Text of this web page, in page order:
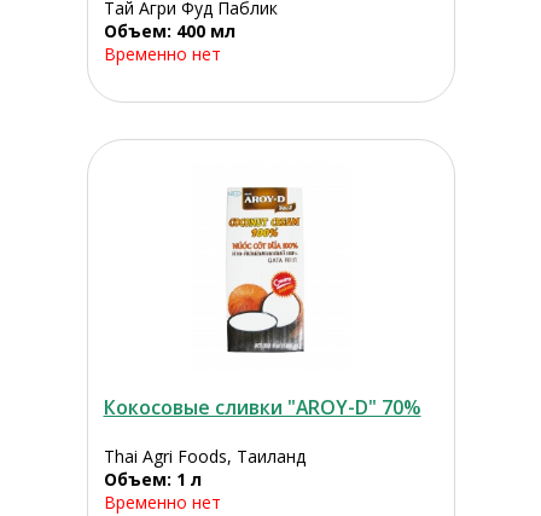
Тай Агри Фуд Паблик
Объем: 400 мл
Временно нет
Кокосовые сливки "AROY-D" 70%
Thai Agri Foods, Таиланд
Объем: 1 л
Временно нет